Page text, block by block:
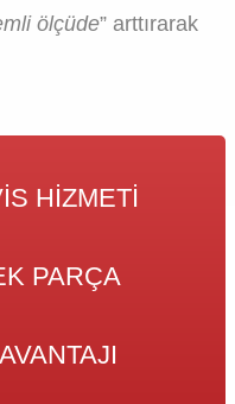
ölçüde” arttırarak
HIZMETI
PARÇA